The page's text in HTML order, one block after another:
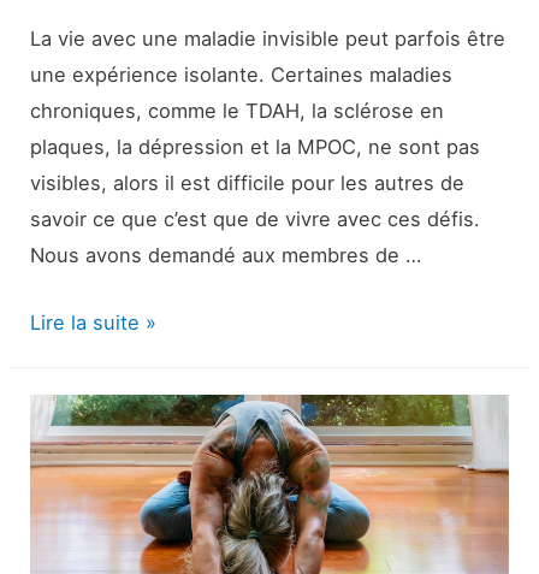
La vie avec une maladie invisible peut parfois être
une expérience isolante. Certaines maladies
chroniques, comme le TDAH, la sclérose en
plaques, la dépression et la MPOC, ne sont pas
visibles, alors il est difficile pour les autres de
savoir ce que c’est que de vivre avec ces défis.
Nous avons demandé aux membres de …
Ce
je
veux
que
vous
Lire la suite »